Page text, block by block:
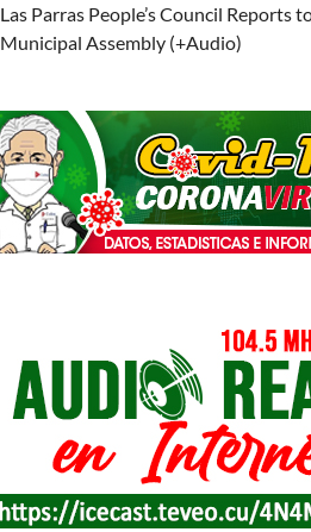
Las Parras People’s Council Reports
Municipal Assembly (+Audio)